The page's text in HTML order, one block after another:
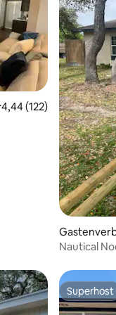
beoordeling
4,44 (122)
s
Nautical
Superhost
Superhost